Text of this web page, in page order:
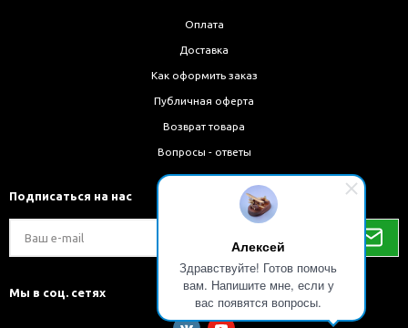
Алексей
Здравствуйте! Готов помочь
вам. Напишите мне, если у
вас появятся вопросы.
Оплата
Доставка
Как оформить заказ
Публичная оферта
Возврат товара
Вопросы - ответы
Подписаться на нас
Мы в соц. сетях